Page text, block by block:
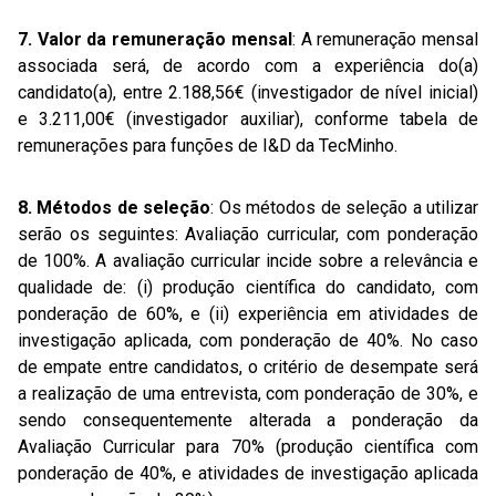
7. Valor da remuneração mensal: A remuneração mensal
associada será, de acordo com a experiência do(a)
candidato(a), entre 2.188,56€ (investigador de nível inicial)
e 3.211,00€ (investigador auxiliar), conforme tabela de
remunerações para funções de I&D da TecMinho.
8. Métodos de seleção: Os métodos de seleção a utilizar
serão os seguintes: Avaliação curricular, com ponderação
de 100%. A avaliação curricular incide sobre a relevância e
qualidade de: (i) produção científica do candidato, com
ponderação de 60%, e (ii) experiência em atividades de
investigação aplicada, com ponderação de 40%. No caso
de empate entre candidatos, o critério de desempate será
a realização de uma entrevista, com ponderação de 30%, e
sendo consequentemente alterada a ponderação da
Avaliação Curricular para 70% (produção científica com
ponderação de 40%, e atividades de investigação aplicada